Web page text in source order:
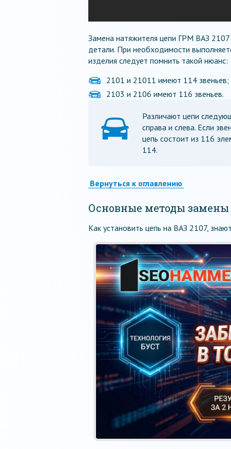
Замена натяжителя цепи ГРМ ВАЗ
детали. При необходимости
изделия следует помнить такой нюанс:
2101 и 21011 имеют 114 звеньев;
2103 и 2106 имеют 116 звеньев.
Различают цепи
справа и слева. Если
цепь состоит из 116
114.
Вернуться к оглавлению
Основные методы замены
Как установить цепь на ВАЗ 2107,